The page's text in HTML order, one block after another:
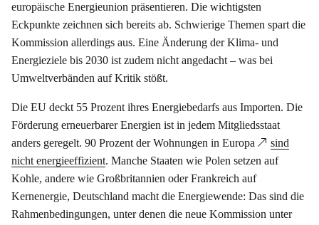
europäische Energieunion präsentieren. Die wichtigsten
Eckpunkte zeichnen sich bereits ab. Schwierige Themen spart die
Kommission allerdings aus. Eine Änderung der Klima- und
Energieziele bis 2030 ist zudem nicht angedacht – was bei
Umweltverbänden auf Kritik stößt.
Die EU deckt 55 Prozent ihres Energiebedarfs aus Importen. Die
Förderung erneuerbarer Energien ist in jedem Mitgliedsstaat
anders geregelt. 90 Prozent der Wohnungen in Europa
sind
nicht energieeffizient. Manche Staaten wie Polen setzen auf
Kohle, andere wie Großbritannien oder Frankreich auf
Kernenergie, Deutschland macht die Energiewende: Das sind die
Rahmenbedingungen, unter denen die neue Kommission unter